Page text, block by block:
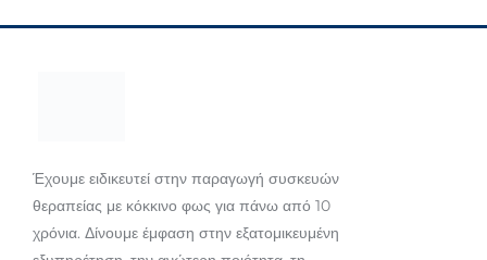
Έχουμε ειδικευτεί στην παραγωγή συσκευών
θεραπείας με κόκκινο φως για πάνω από 10
χρόνια. Δίνουμε έμφαση στην εξατομικευμένη